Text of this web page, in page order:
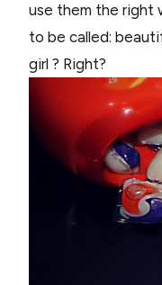
use them the right
to be called:
girl ? Right?